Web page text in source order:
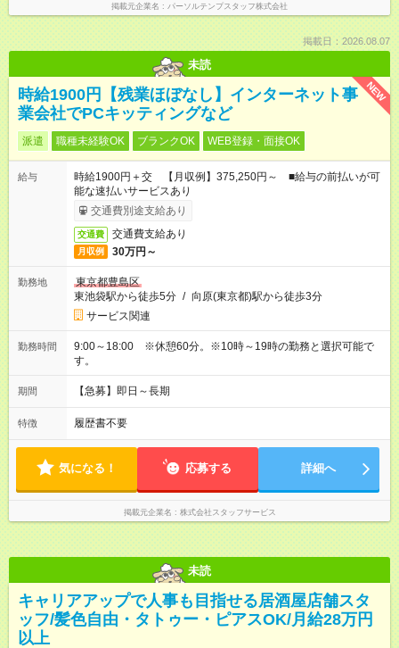
掲載元企業名 パーソルテンプスタッフ株式会社
掲載日：2026.08.07
未読
NEW
時給1900円【残業ほぼなし】インターネット事
業会社でPCキッティングなど
派遣 職種未経験OK ブランクOK WEB登録・面接OK
給与
時給1900円＋交 【月収例】375,250円～ ■給与の前払いが可
能な速払いサービスあり
交通費別途支給あり
交通費 交通費支給あり
月収例 30万円～
勤務地
東京都豊島区
東池袋駅から徒歩5分 / 向原(東京都)駅から徒歩3分
サービス関連
勤務時間
9:00～18:00 ※休憩60分。※10時～19時の勤務と選択可能で
す。
期間 【急募】即日～長期
特徴 履歴書不要
気になる！ 応募する 詳細へ
掲載元企業名 株式会社スタッフサービス
未読
キャリアアップで人事も目指せる居酒屋店舗スタ
ッフ/髪色自由・タトゥー・ピアスOK/月給28万円
以上